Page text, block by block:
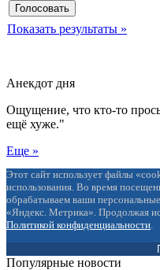
Показать результаты »
Анекдот дня
Ощущение, что кто-то
ещё хуже."
Еще »
Этот сайт использует файлы
использования. Во время
обрабатываем ваши
«Яндекс. Метрика». Продолжая
Политикой конфиденциальности.
Популярные новости